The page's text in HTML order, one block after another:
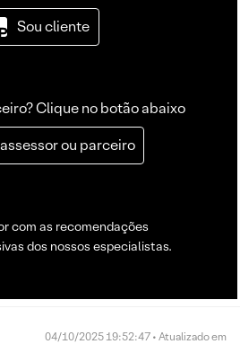
Sou cliente
Clique no botão abaixo
ou parceiro
com as recomendações
dos nossos especialistas.
04/10/2025 19:52:47 • Atualizado em